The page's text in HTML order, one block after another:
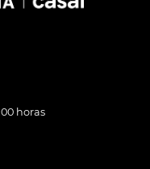
horas